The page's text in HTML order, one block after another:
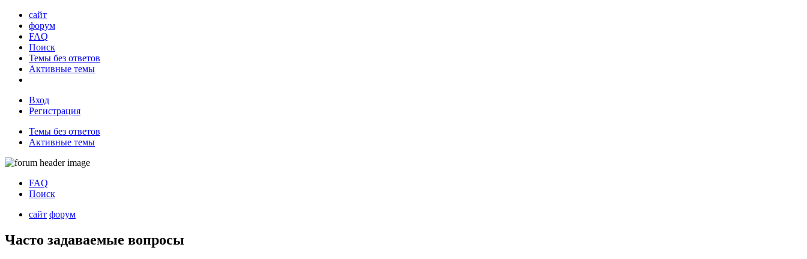
сайт
форум
FAQ
Поиск
Темы без ответов
Активные темы
Вход
Регистрация
Темы без ответов
Активные темы
FAQ
Поиск
сайт форум
Часто задаваемые вопросы